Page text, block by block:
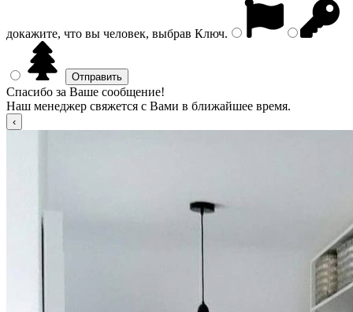
докажите, что вы человек, выбрав Ключ.
Спасибо за Ваше сообщение!
Наш менеджер свяжется с Вами в ближайшее время.